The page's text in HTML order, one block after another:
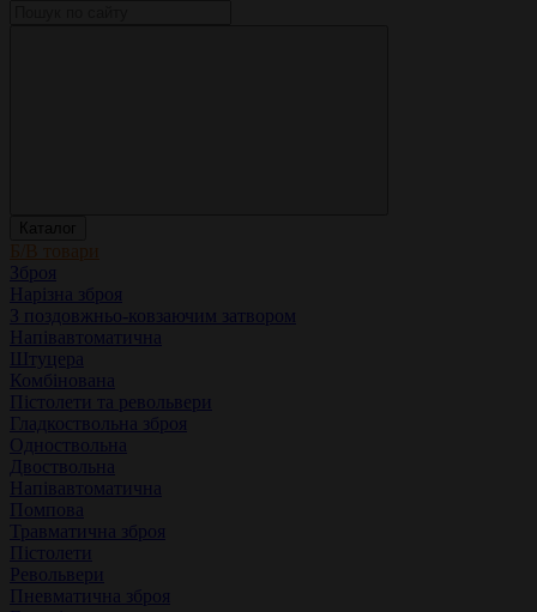
Каталог
Б/В товари
Зброя
Нарізна зброя
З поздовжньо-ковзаючим затвором
Напівавтоматична
Штуцера
Комбінована
Пістолети та револьвери
Гладкоствольна зброя
Одноствольна
Двоствольна
Напівавтоматична
Помпова
Травматична зброя
Пістолети
Револьвери
Пневматична зброя